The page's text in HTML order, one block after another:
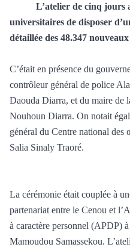
L’atelier de cinq jours a
universitaires de disposer
détaillée des 48.347
C’était en présence du
contrôleur général de police
Daouda Diarra, et du maire de
Nouhoun Diarra. On notait
général du Centre national
Salia Sinaly Traoré.
La cérémonie était couplée à
partenariat entre le Cenou et
à caractère personnel (APDP)
Mamoudou Samassekou.